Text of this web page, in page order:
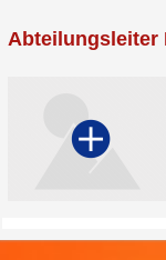
Abteilungsleiter